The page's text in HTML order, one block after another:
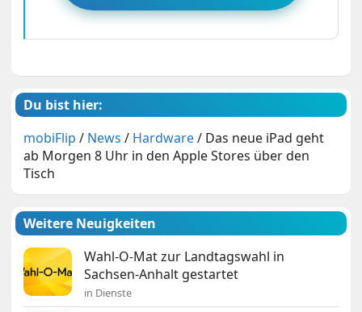
Du bist hier:
mobiFlip / News / Hardware/ Das neue iPad geht
ab Morgen 8 Uhr in den Apple Stores über den
Tisch
Weitere Neuigkeiten
Wahl-O-Mat zur Landtagswahl in
Sachsen-Anhalt gestartet
in Dienste